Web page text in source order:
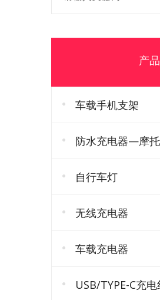
产
车载手机支架
防水充电器—摩
自行车灯
无线充电器
车载充电器
USB/TYPE-C充